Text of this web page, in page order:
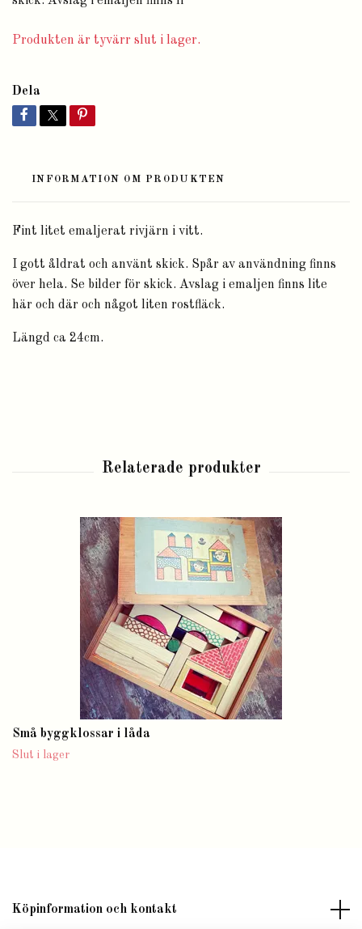
Produkten är tyvärr slut i lager.
Dela
INFORMATION OM PRODUKTEN
Fint litet emaljerat rivjärn i vitt.
I gott åldrat och använt skick. Spår av användning finns
över hela. Se bilder för skick. Avslag i emaljen finns lite
här och där och något liten rostfläck.
Längd ca 24cm.
Små byggklossar i låda
Slut i lager
Köpinformation och kontakt